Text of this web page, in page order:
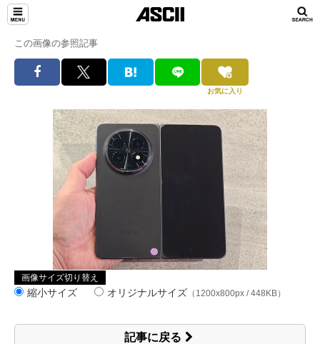
この画像の参照記事
お気に入り
画像サイズ切り替え
縮小サイズ オリジナルサイズ （1200x800px / 448KB）
記事に戻る